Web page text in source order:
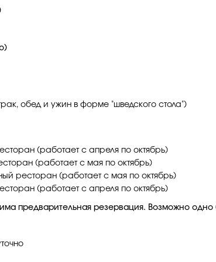
обед и ужин в форме "шведского стола")
(работает с апреля по октябрь)
(работает с мая по октябрь)
ресторан (работает с мая по октябрь)
(работает с апреля по октябрь)
предварительная резервация. Возможно